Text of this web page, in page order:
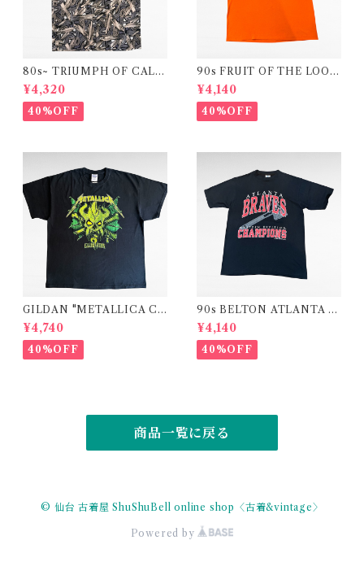
80s~ TRIUMPH OF CALIF
OR open collar design shirt
¥4,320
40%OFF
90s FRUIT OF THE LOOM
"Mopar Nationals" print t-s
hirt (made in USA)
¥4,140
40%OFF
GILDAN "METALLICA CL
UB" band logo print t-shirt
¥4,740
40%OFF
90s BELTON ATLANTA B
RAVES "WESTERN DIVISI
ON CHAMPIONS "print t-
shirt
¥4,140
40%OFF
商品一覧に戻る
© 仙台 古着屋 ShuShuBell online shop〈古着&vintage〉
Powered by